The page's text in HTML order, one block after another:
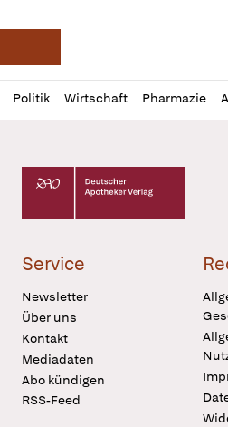
Deutsche Apotheker
Politik Wirtschaft Pharmazie
Profil
öffnen
Daz
Pur
Deutscher Apotheker Verlag
Service
Newsletter
Über uns
Kontakt
Mediadaten
Abo kündigen
RSS-Feed